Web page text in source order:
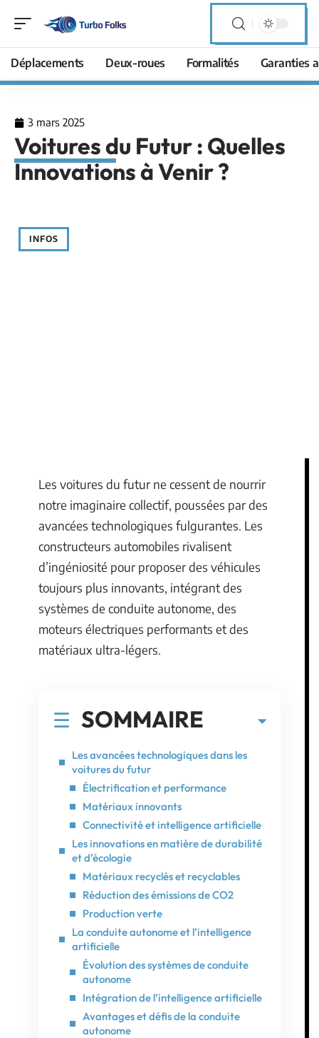
Déplacements Deux-roues Formalités Garanties
3 mars 2025
Voitures du Futur : Quelles
Innovations à Venir ?
INFOS
Les voitures du futur ne cessent de nourrir
notre imaginaire collectif, poussées par des
avancées technologiques fulgurantes. Les
constructeurs automobiles rivalisent
d’ingéniosité pour proposer des véhicules
toujours plus innovants, intégrant des
systèmes de conduite autonome, des
moteurs électriques performants et des
matériaux ultra-légers.
SOMMAIRE
Les avancées technologiques dans les
voitures du futur
Électrification et performance
Matériaux innovants
Connectivité et intelligence artificielle
Les innovations en matière de durabilité
et d’écologie
Matériaux recyclés et recyclables
Réduction des émissions de CO2
Production verte
La conduite autonome et l’intelligence
artificielle
Évolution des systèmes de conduite
autonome
Intégration de l’intelligence artificielle
Avantages et défis de la conduite
autonome